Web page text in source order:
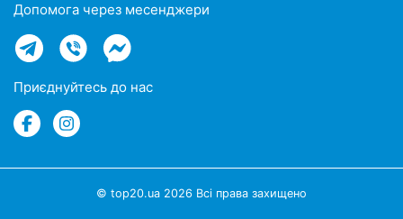
Допомога через месенджери
Приєднуйтесь до нас
© top20.ua 2026 Всі права захищено